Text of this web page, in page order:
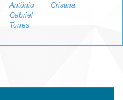
Antônio
Gabriel
Torres
Cristina